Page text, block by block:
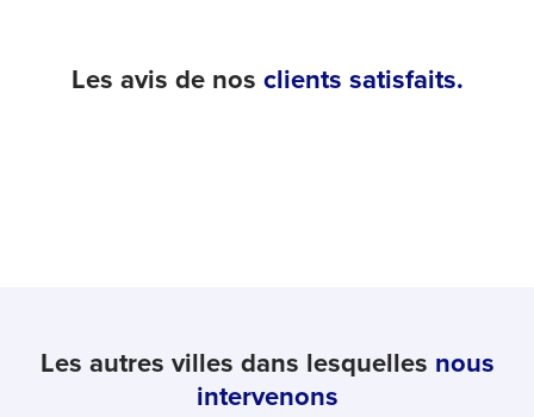
Les avis de nos clients satisfaits.
Les autres villes dans lesquelles nous
intervenons